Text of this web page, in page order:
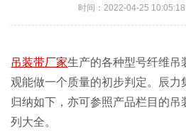
时间：2022-04-25
吊装带厂家生产的各种型号纤维吊
观能做一个质量的初步判定。 辰力
归纳如下，亦可参照产品栏目的吊
列大全。